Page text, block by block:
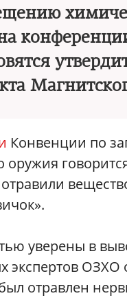
Конвенции по
оружия
уверены в
экспертов ОЗХО
отравлен